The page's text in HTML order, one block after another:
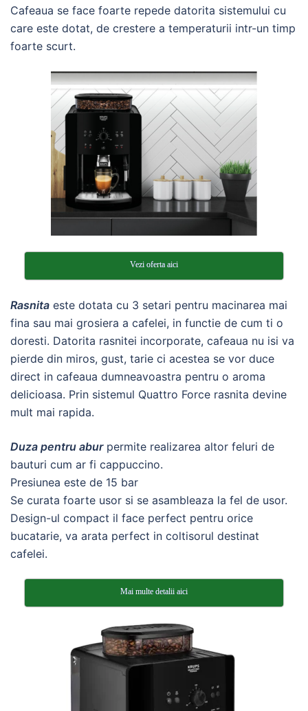
Cafeaua se face foarte repede datorita sistemului cu
care este dotat, de crestere a temperaturii intr-un timp
foarte scurt.
Vezi oferta aici
Rasnita este dotata cu 3 setari pentru macinarea mai
fina sau mai grosiera a cafelei, in functie de cum ti o
doresti. Datorita rasnitei incorporate, cafeaua nu isi va
pierde din miros, gust, tarie ci acestea se vor duce
direct in cafeaua dumneavoastra pentru o aroma
delicioasa. Prin sistemul Quattro Force rasnita devine
mult mai rapida.
Duza pentru aburpermite realizarea altor feluri de
bauturi cum ar fi cappuccino.
Presiunea este de 15 bar
Se curata foarte usor si se asambleaza la fel de usor.
Design-ul compact il face perfect pentru orice
bucatarie, va arata perfect in coltisorul destinat
cafelei.
Mai multe detalii aici